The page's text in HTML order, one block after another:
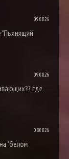
09.08.26
"Пьянящий
09.08.26
где
08.08.26
"белом